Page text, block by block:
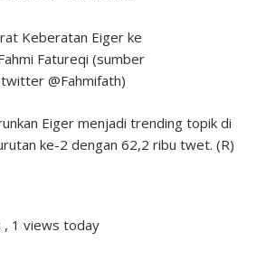
Keberatan Eiger ke
Fatureqi (sumber
twitter @Fahmifath)
Eiger menjadi trending topik di
ke-2 dengan 62,2 ribu twet. (R)
, 1 views today